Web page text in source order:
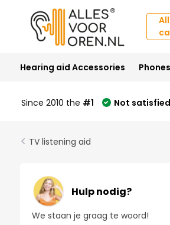
All
Hearing aid Accessories
Since 2010 the #1 Not
TV listening aid
Hulp nodig?
We staan je graag te woord!